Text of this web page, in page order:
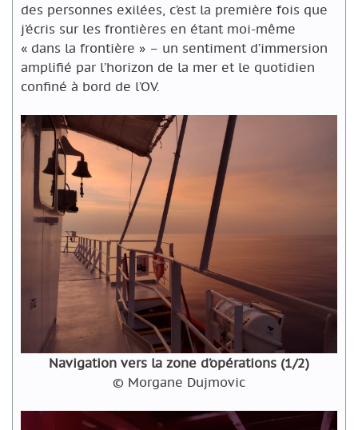
des personnes exilées, c’est la première fois que
j’écris sur les frontières en étant moi-même
« dans la frontière » – un sentiment d’immersion
amplifié par l’horizon de la mer et le quotidien
confiné à bord de l’OV.
Navigation vers la zone d’opérations (1/2)
© Morgane Dujmovic